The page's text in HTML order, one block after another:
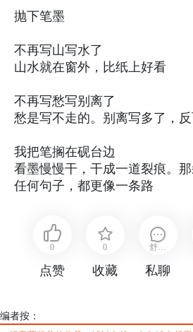
抛下笔墨
不再写山写水了
山水就在窗外，比纸上好看
不再写愁写别离了
愁是写不走的。别离写多了，
我把笔搁在砚台边
看墨慢慢干，干成一道裂痕。
任何句子，都更像一条路
0
点赞
0
收藏
舒布
私聊
编者按：